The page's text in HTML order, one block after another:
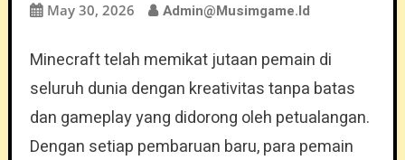
May 30, 2026 Admin@musimgame.id
Minecraft telah memikat jutaan pemain di
seluruh dunia dengan kreativitas tanpa batas
dan gameplay yang didorong oleh petualangan.
Dengan setiap pembaruan baru, para pemain